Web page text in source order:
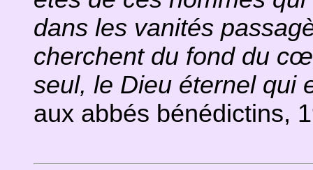
dans les vanités
cherchent du fond du
seul, le Dieu éternel qui
aux abbés bénédictins,